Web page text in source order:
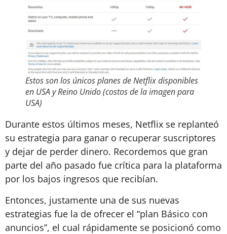
Estos son los únicos planes de Netflix disponibles
en USA y Reino Unido (costos de la imagen para
USA)
Durante estos últimos meses, Netflix se replanteó
su estrategia para ganar o recuperar suscriptores
y dejar de perder dinero. Recordemos que gran
parte del año pasado fue crítica para la plataforma
por los bajos ingresos que recibían.
Entonces, justamente una de sus nuevas
estrategias fue la de ofrecer el “plan Básico con
anuncios”, el cual rápidamente se posicionó como